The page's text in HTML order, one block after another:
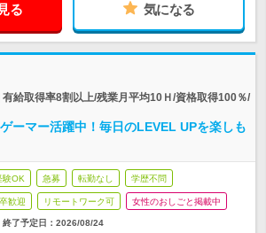
る 気になる
給取得率8割以上/残業月平均10Ｈ/資格取得100％/
ゲーマー活躍中！毎日のLEVEL UPを楽しも
験OK 急募 転勤なし 学歴不問
歓迎 リモートワーク可 女性のおしごと掲載中
終了予定日： 2026/08/24